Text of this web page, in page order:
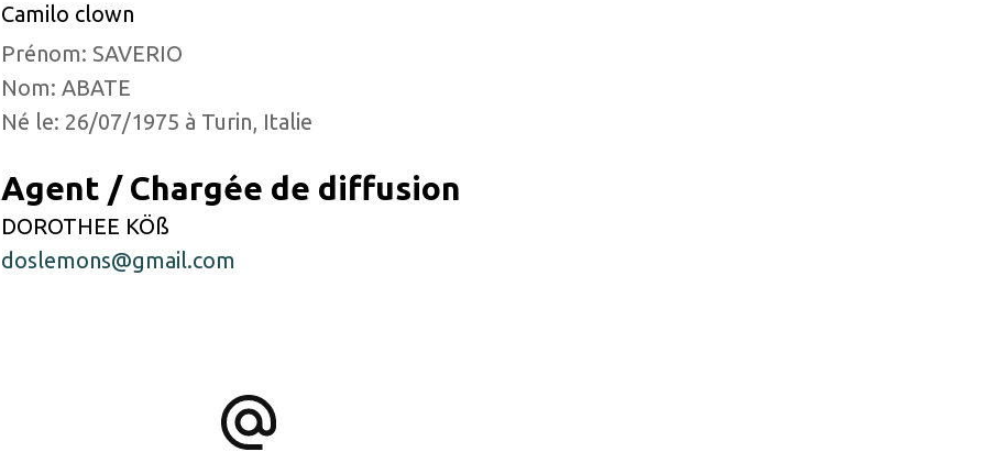
Camilo clown
Prénom: SAVERIO
Nom: ABATE
Né le: 26/07/1975 à Turin, Italie
Agent / Chargée de diffusion
DOROTHEE KÖß
doslemons@gmail.com